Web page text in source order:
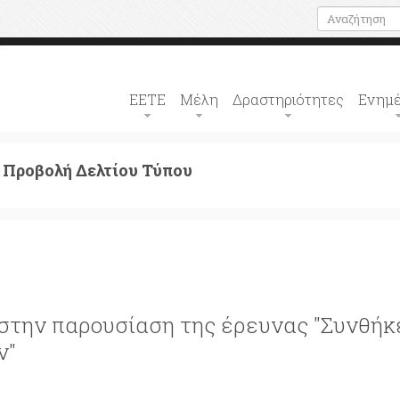
ΕΕΤΕ Μέλη Δραστηριότητες
Προβολή Δελτίου Τύπου
παρουσίαση της έρευνας